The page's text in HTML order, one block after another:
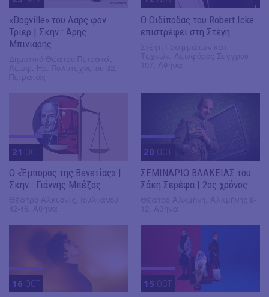
«Dogville» του Λαρς φον
Τρίερ | Σκην.: Άρης
Μπινιάρης
O Οιδίποδας του Robert Icke
επιστρέφει στη Στέγη
21 OCT
Ο «Έμπορος της Βενετίας» |
Σκην.: Γιάννης Μπέζος
20 OCT
ΣΕΜΙΝΑΡΙΟ ΒΛΑΚΕΙΑΣ του
Σάκη Σερέφα | 2ος χρόνος
16 OCT 15 OCT